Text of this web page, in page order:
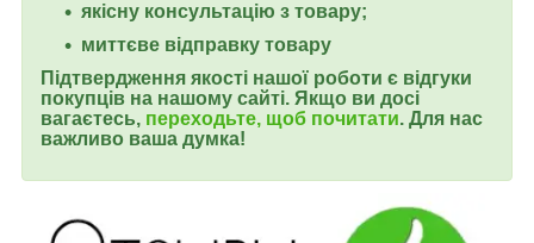
якісну консультацію з товару;
миттєве відправку товару
Підтвердження якості нашої роботи є відгуки
покупців на нашому сайті. Якщо ви досі
вагаєтесь, переходьте, щоб почитати. Для нас
важливо ваша думка!